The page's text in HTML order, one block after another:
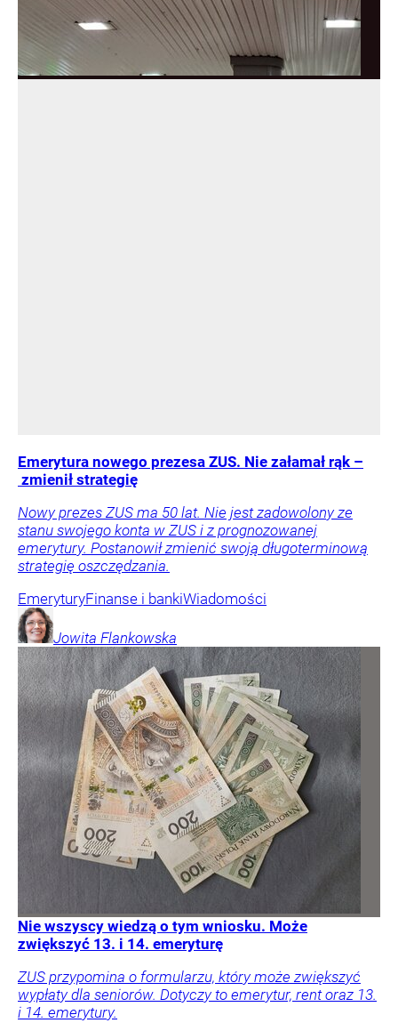
Emerytura nowego prezesa ZUS. Nie załamał rąk –
zmienił strategię
Nowy prezes ZUS ma 50 lat. Nie jest zadowolony ze
stanu swojego konta w ZUS i z prognozowanej
emerytury. Postanowił zmienić swoją długoterminową
strategię oszczędzania.
EmeryturyFinanse i bankiWiadomości
Jowita Flankowska
Nie wszyscy wiedzą o tym wniosku. Może
zwiększyć 13. i 14. emeryturę
ZUS przypomina o formularzu, który może zwiększyć
wypłaty dla seniorów. Dotyczy to emerytur, rent oraz 13.
i 14. emerytury.